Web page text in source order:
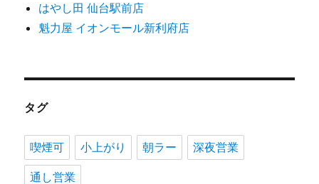
はやし田 仙台駅前店
魁力屋 イオンモール新利府店
タグ
喫煙可 小上がり 朝ラー 深夜営業
通し営業